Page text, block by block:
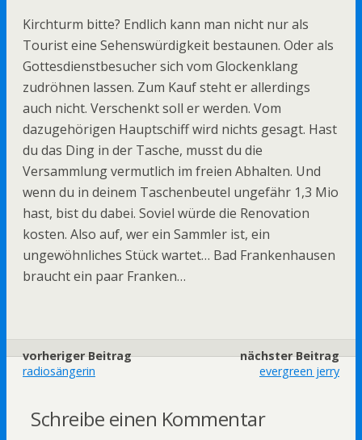
Kirchturm bitte? Endlich kann man nicht nur als
Tourist eine Sehenswürdigkeit bestaunen. Oder als
Gottesdienstbesucher sich vom Glockenklang
zudröhnen lassen. Zum Kauf steht er allerdings
auch nicht. Verschenkt soll er werden. Vom
dazugehörigen Hauptschiff wird nichts gesagt. Hast
du das Ding in der Tasche, musst du die
Versammlung vermutlich im freien Abhalten. Und
wenn du in deinem Taschenbeutel ungefähr 1,3 Mio
hast, bist du dabei. Soviel würde die Renovation
kosten. Also auf, wer ein Sammler ist, ein
ungewöhnliches Stück wartet… Bad Frankenhausen
braucht ein paar Franken…
vorheriger Beitrag
radiosängerin
nächster Beitrag
evergreen jerry
Schreibe einen Kommentar